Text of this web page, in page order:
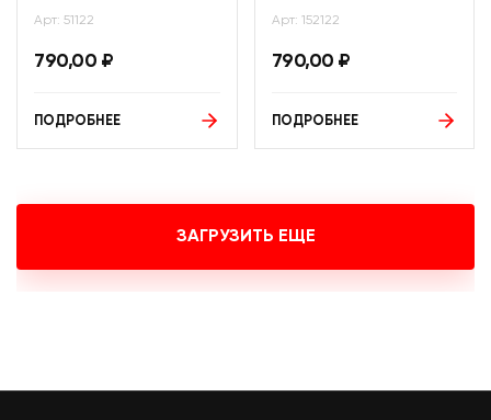
Арт: 51122
790,00 ₽
ПОДРОБНЕЕ
Арт: 152122
790,00 ₽
ПОДРОБНЕЕ
ЗАГРУЗИТЬ ЕЩЕ